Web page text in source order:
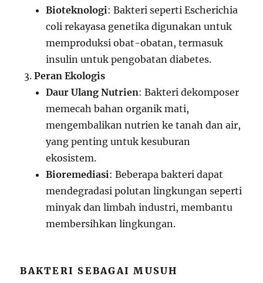
Bioteknologi: Bakteri seperti Escherichia
coli rekayasa genetika digunakan untuk
memproduksi obat-obatan, termasuk
insulin untuk pengobatan diabetes.
Peran Ekologis
Daur Ulang Nutrien: Bakteri dekomposer
memecah bahan organik mati,
mengembalikan nutrien ke tanah dan air,
yang penting untuk kesuburan
ekosistem.
Bioremediasi: Beberapa bakteri dapat
mendegradasi polutan lingkungan seperti
minyak dan limbah industri, membantu
membersihkan lingkungan.
BAKTERI SEBAGAI MUSUH